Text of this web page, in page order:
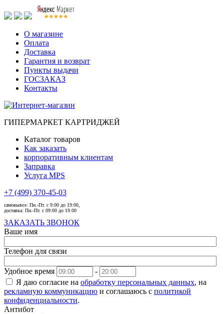
О магазине
Оплата
Доставка
Гарантия и возврат
Пункты выдачи
ГОСЗАКАЗ
Контакты
ГИПЕРМАРКЕТ КАРТРИДЖЕЙ
Каталог товаров
Как заказать
корпоративным клиентам
Заправка
Услуга MPS
+7 (499) 370-45-03
самовывоз: Пн.-Пт. с 9:00 до 19:00,
доставка: Пн.-Пт. с 09:00 до 19.00
ЗАКАЗАТЬ ЗВОНОК
Ваше имя
Телефон для связи
Удобное время
-
Я даю согласие на обработку персональных данных, на
рекламную коммуникацию и соглашаюсь с политикой
конфиденциальности.
Антибот